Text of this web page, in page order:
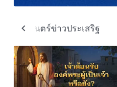
ภาพยนตร์ข่าวประเสริฐ